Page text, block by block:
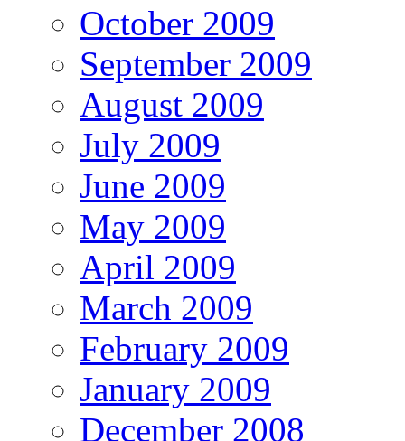
October 2009
September 2009
August 2009
July 2009
June 2009
May 2009
April 2009
March 2009
February 2009
January 2009
December 2008